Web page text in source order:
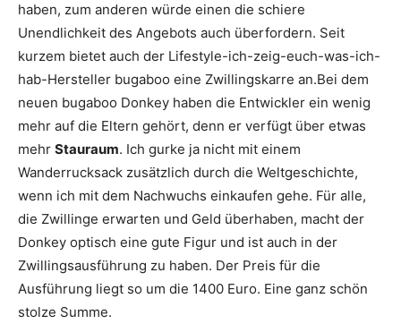
haben, zum anderen würde einen die schiere
Unendlichkeit des Angebots auch überfordern. Seit
kurzem bietet auch der Lifestyle-ich-zeig-euch-was-ich-
hab-Hersteller bugaboo eine Zwillingskarre an.Bei dem
neuen bugaboo Donkey haben die Entwickler ein wenig
mehr auf die Eltern gehört, denn er verfügt über etwas
mehr Stauraum. Ich gurke ja nicht mit einem
Wanderrucksack zusätzlich durch die Weltgeschichte,
wenn ich mit dem Nachwuchs einkaufen gehe. Für alle,
die Zwillinge erwarten und Geld überhaben, macht der
Donkey optisch eine gute Figur und ist auch in der
Zwillingsausführung zu haben. Der Preis für die
Ausführung liegt so um die 1400 Euro. Eine ganz schön
stolze Summe.